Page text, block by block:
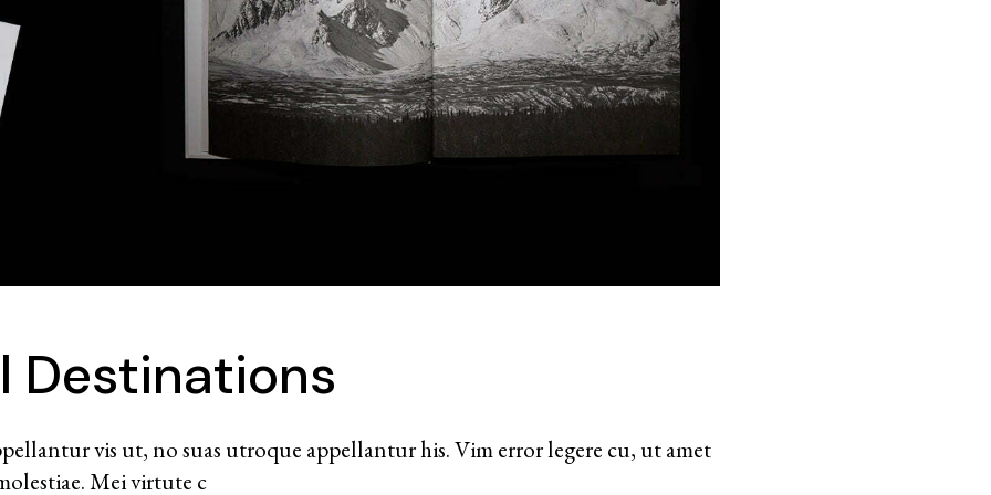
Destinations
vis ut, no suas utroque appellantur his. Vim error legere cu, ut amet
Mei virtute c